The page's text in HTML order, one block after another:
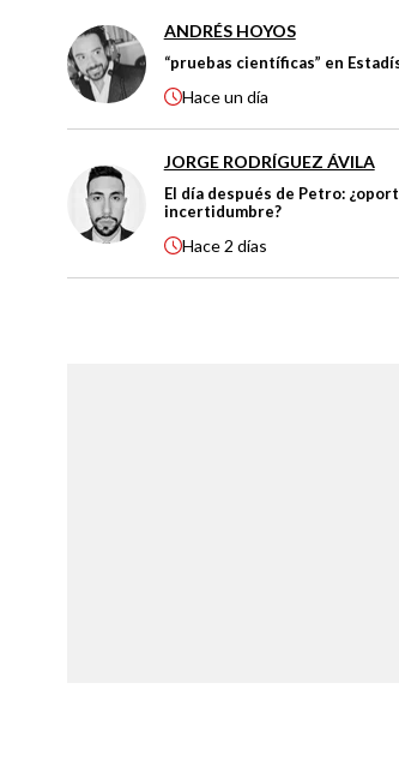
ANDRÉS HOYOS
“pruebas científicas” en
Haceun día
JORGE RODRÍGUEZ ÁVILA
El día después de Petro:
incertidumbre?
Hace2 días